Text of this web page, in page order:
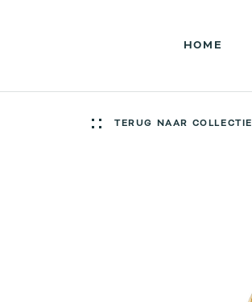
HOME
TERUG NAAR COLLECTIE